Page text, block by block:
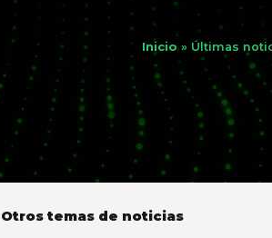
Inicio» Últimas
Otros temas de noticias